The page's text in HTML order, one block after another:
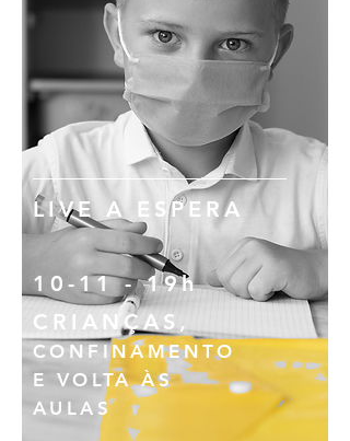
LIVE A ESPERA
10-11 - 19h
CRIANÇAS,
CONFINAMENTO
E VOLTA ÀS
AULAS